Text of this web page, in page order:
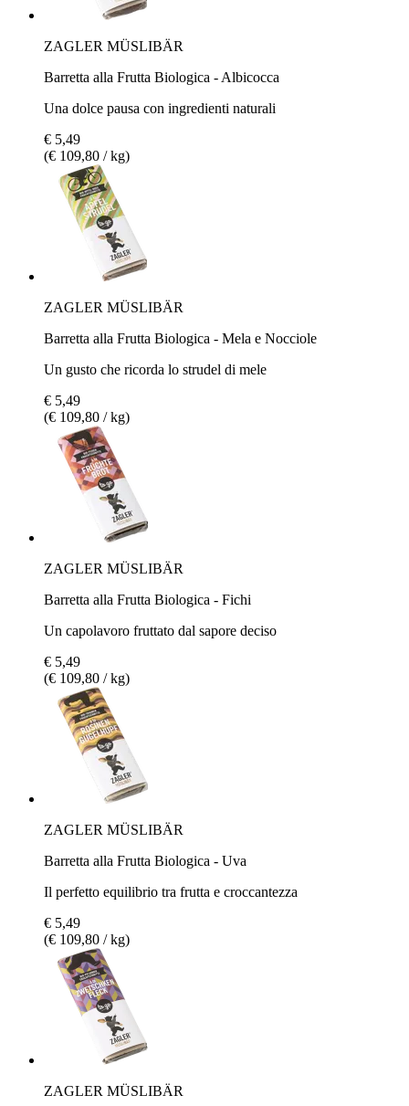
ZAGLER MÜSLIBÄR
Barretta alla Frutta Biologica - Albicocca
Una dolce pausa con ingredienti naturali
€ 5,49
(€ 109,80 / kg)
ZAGLER MÜSLIBÄR
Barretta alla Frutta Biologica - Mela e Nocciole
Un gusto che ricorda lo strudel di mele
€ 5,49
(€ 109,80 / kg)
ZAGLER MÜSLIBÄR
Barretta alla Frutta Biologica - Fichi
Un capolavoro fruttato dal sapore deciso
€ 5,49
(€ 109,80 / kg)
ZAGLER MÜSLIBÄR
Barretta alla Frutta Biologica - Uva
Il perfetto equilibrio tra frutta e croccantezza
€ 5,49
(€ 109,80 / kg)
ZAGLER MÜSLIBÄR